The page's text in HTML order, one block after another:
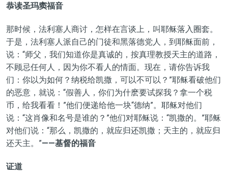
恭读圣玛窦福音
那时候，法利塞人商讨，怎样在言谈上，叫耶稣落入圈套。
于是，法利塞人派自己的门徒和黑落德党人，到耶稣面前，
说：“师父，我们知道你是真诚的，按真理教授天主的道路，
不顾忌任何人，因为你不看人的情面。现在，请你告诉我
们：你以为如何？纳税给凯撒，可以不可以？”耶稣看破他们
的恶意，就说：“假善人，你们为什麽要试探我？拿一个税
币，给我看看！”他们便递给他一块“德纳”。耶稣对他们
说：“这肖像和名号是谁的？”他们对耶稣说：“凯撒的。”耶稣
对他们说：“那么，凯撒的，就应归还凯撒；天主的，就应归
还天主。”——基督的福音
证道